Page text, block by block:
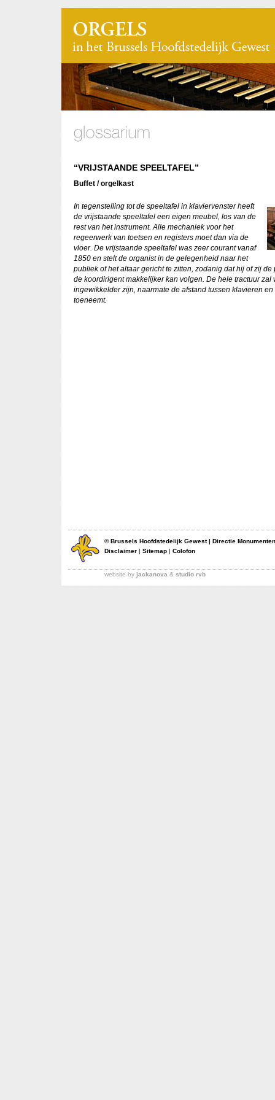
“VRIJSTAANDE SPEELTAFEL”
Buffet / orgelkast
In tegenstelling tot de speeltafel in klaviervenster heeft
de vrijstaande speeltafel een eigen meubel, los van de
rest van het instrument. Alle mechaniek voor het
regeerwerk van toetsen en registers moet dan via de
vloer. De vrijstaande speeltafel was zeer courant vanaf
1850 en stelt de organist in de gelegenheid naar het
publiek of het altaar gericht te zitten, zodanig dat hij of zij de
de koordirigent makkelijker kan volgen. De hele tractuur zal
ingewikkelder zijn, naarmate de afstand tussen klavieren
toeneemt.
©Brussels Hoofdstedelijk Gewest| Directie
Disclaimer | Sitemap | Colofon
website by jackanova & studio rvb